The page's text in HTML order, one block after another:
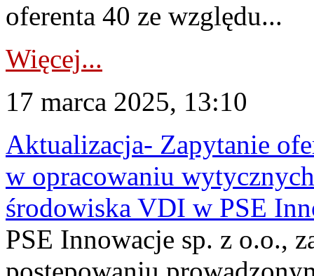
oferenta 40 ze względu...
Więcej...
17 marca 2025, 13:10
Aktualizacja- Zapytanie
w opracowaniu
środowiska VDI w PSE
PSE Innowacje sp. z o.o.,